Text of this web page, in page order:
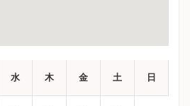
水 木 金 土 日